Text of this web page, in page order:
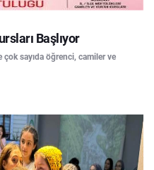
Başlıyor
sayıda öğrenci, camiler ve